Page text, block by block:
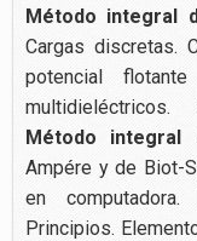
Método integral
Cargas discretas.
potencial
multidieléctricos.
Método integral
Ampére y de Biot-
en computadora.
Principios.